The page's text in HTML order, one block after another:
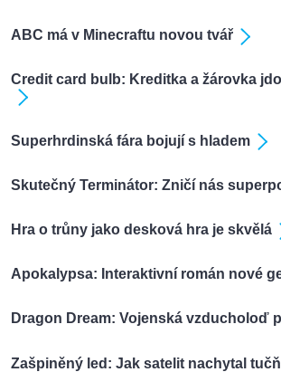
ABC má v Minecraftu novou tvář
Credit card bulb: Kreditka a žárovka
Superhrdinská fára bojují s hladem
Skutečný Terminátor: Zničí nás
Hra o trůny jako desková hra je skvělá
Apokalypsa: Interaktivní román nové
Dragon Dream: Vojenská vzducholoď
Zašpiněný led: Jak satelit nachytal